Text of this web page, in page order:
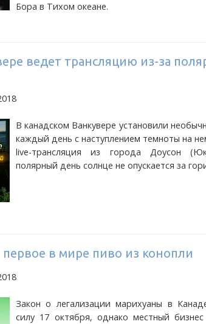
Бора в Тихом океане.
ведет трансляцию из-за
В канадском Ванкувере установили
каждый день с наступлением темноты на
live-трансляция из города Доусон
полярный день солнце не опускается за
в мире пиво из конопли
Закон о легализации марихуаны в
силу 17 октября, однако местный